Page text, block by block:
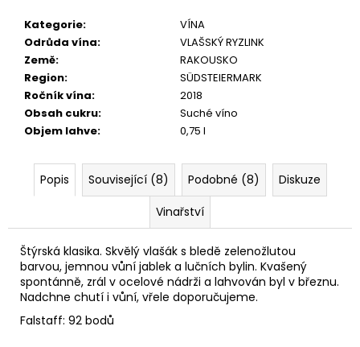
Kategorie:
VÍNA
Odrůda vína:
VLAŠSKÝ RYZLINK
Země:
RAKOUSKO
Region:
SÜDSTEIERMARK
Ročník vína:
2018
Obsah cukru:
Suché víno
Objem lahve: 0,75 l
Popis Související (8) Podobné (8)
Diskuze
Vinařství
Štýrská klasika. Skvělý vlašák s bledě zelenožlutou
barvou, jemnou vůní jablek a lučních bylin. Kvašený
spontánně, zrál v ocelové nádrži a lahvován byl v březnu.
Nadchne chutí i vůní, vřele doporučujeme.
Falstaff: 92 bodů
č
u
e
m
e
VELTLINER
ZÖBING
KAMPTAL
2025
360
Kč